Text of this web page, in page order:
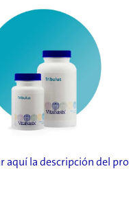
aquí la descripción del